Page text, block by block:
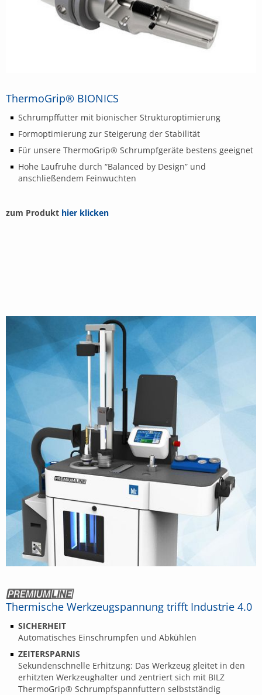
ThermoGrip® BIONICS
Schrumpffutter mit bionischer Strukturoptimierung
Formoptimierung zur Steigerung der Stabilität
Für unsere ThermoGrip® Schrumpfgeräte bestens geeignet
Hohe Laufruhe durch “Balanced by Design” und
anschließendem Feinwuchten
zum Produkt hier klicken
Thermische Werkzeugspannung trifft Industrie 4.0
SICHERHEIT
Automatisches Einschrumpfen und Abkühlen
ZEITERSPARNIS
Sekundenschnelle Erhitzung: Das Werkzeug gleitet in den
erhitzten Werkzeughalter und zentriert sich mit BILZ
ThermoGrip® Schrumpfspannfuttern selbstständig